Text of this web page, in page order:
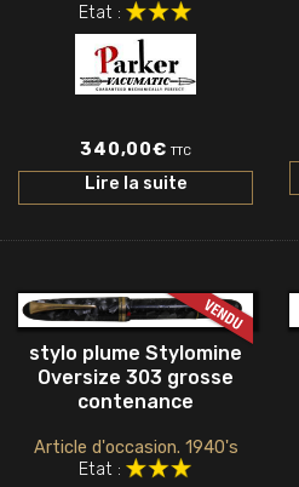
Etat :
340,00€ TTC
Lire la suite
stylo plume Stylomine
Oversize 303 grosse
contenance
Article d'occasion. 1940's
Etat :